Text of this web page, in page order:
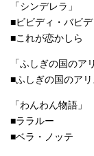
「シンデレラ」
■ビビディ・バビ
■これが恋かしら
「ふしぎの国のア
■ふしぎの国のアリ
「わんわん物語」
■ララルー
■ベラ・ノッテ